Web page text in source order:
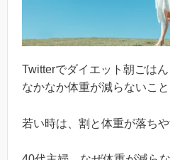
Twitterでダイエット朝ごは
なかなか体重が減らないこ
若い時は、割と体重が落ち